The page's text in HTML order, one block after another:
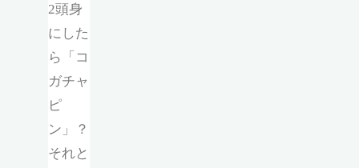
2頭身
にした
ら「コ
ガチャ
ピ
ン」？
それと